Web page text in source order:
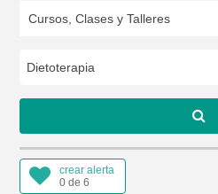
Dietoterapia
crear alerta
0 de 6